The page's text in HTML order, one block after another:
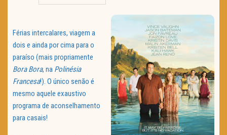
TRAILER DO DIA
Férias intercalares, viagem a
dois e ainda por cima para o
paraíso (mais propriamente
Bora Bora, na Polinésia
Francesa!). O único senão é
mesmo aquele exaustivo
programa de aconselhamento
para casais!